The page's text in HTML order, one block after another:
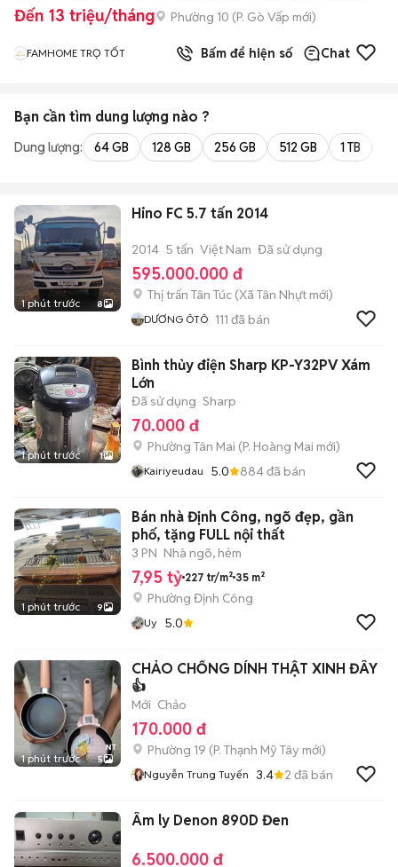
Đến 13 triệu/tháng Phường 10 (P. Gò Vấp mới)
FAMHOME TRỌ TỐT Bấm để hiện số Chat
Bạn cần tìm dung lượng nào ?
Dung lượng: 64 GB 128 GB 256 GB 512 GB 1 TB
1 phút trước 8
Hino FC 5.7 tấn 2014
2014 5 tấn Việt Nam Đã sử dụng
595.000.000 đ
Thị trấn Tân Túc (Xã Tân Nhựt mới)
DƯƠNG ÔTÔ 111 đã bán
1 phút trước 1
Bình thủy điện Sharp KP-Y32PV Xám
Lớn
Đã sử dụng Sharp
70.000 đ
Phường Tân Mai (P. Hoàng Mai mới)
Kairiyeudau 5.0 884đã bán
1 phút trước 9
Bán nhà Định Công, ngõ đẹp, gần
phố, tặng FULL nội thất
3 PN Nhà ngõ, hẻm
7,95 tỷ 227 tr/m² 35 m²
Phường Định Công
Uy 5.0
1 phút trước 5
CHẢO CHỐNG DÍNH THẬT XINH ĐÂY
👍
Mới Chảo
170.000 đ
Phường 19 (P. Thạnh Mỹ Tây mới)
Nguyễn Trung Tuyến 3.4 2 đã bán
Âm ly Denon 890D Đen
6.500.000 đ